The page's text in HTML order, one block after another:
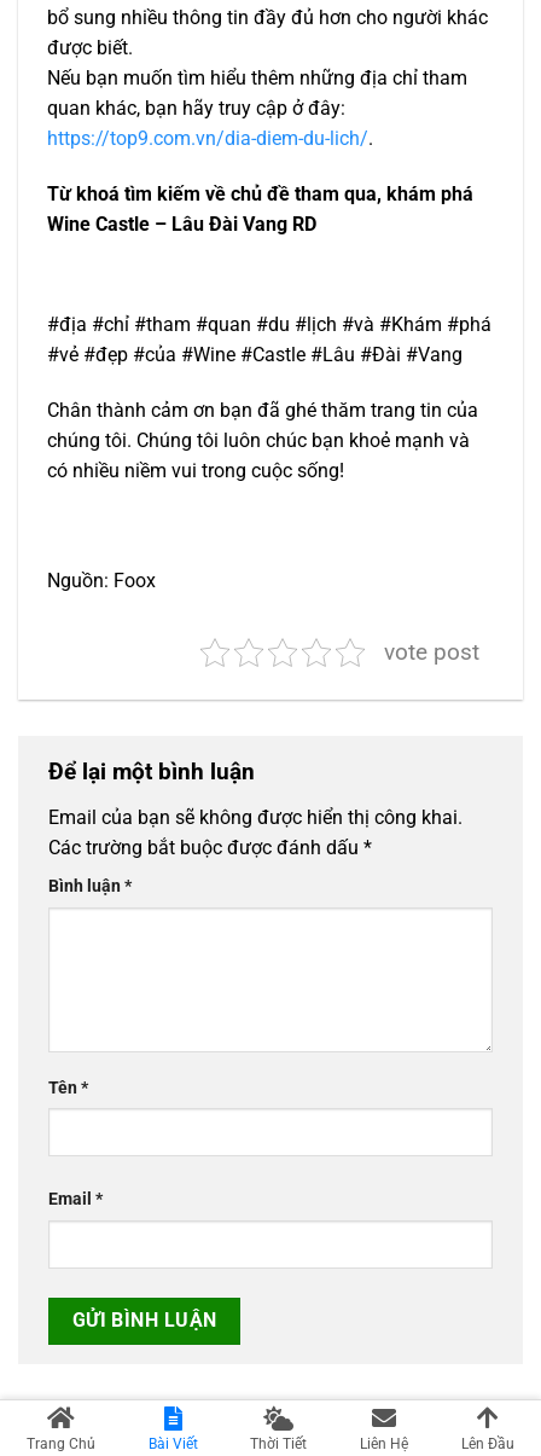
bổ sung nhiều thông tin đầy đủ hơn cho người khác
được biết.
Nếu bạn muốn tìm hiểu thêm những địa chỉ tham
quan khác, bạn hãy truy cập ở đây:
https://top9.com.vn/dia-diem-du-lich/.
Từ khoá tìm kiếm về chủ đề tham qua, khám phá
Wine Castle – Lâu Đài Vang RD
#địa #chỉ #tham #quan #du #lịch #và #Khám #phá
#vẻ #đẹp #của #Wine #Castle #Lâu #Đài #Vang
Chân thành cảm ơn bạn đã ghé thăm trang tin của
chúng tôi. Chúng tôi luôn chúc bạn khoẻ mạnh và
có nhiều niềm vui trong cuộc sống!
Nguồn: Foox
vote post
Để lại một bình luận
Email của bạn sẽ không được hiển thị công khai.
Các trường bắt buộc được đánh dấu *
Bình luận*
Tên*
Email *
Trang Chủ Bài Viết Thời Tiết Liên Hệ Lên Đầu